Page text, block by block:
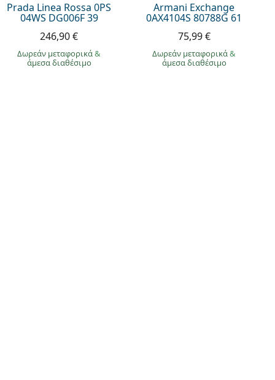
Prada Linea Rossa 0PS
04WS DG006F 39
246,90 €
Δωρεάν μεταφορικά&
άμεσα διαθέσιμο
Armani Exchange
0AX4104S 80788G 61
75,99 €
Δωρεάν μεταφορικά&
άμεσα διαθέσιμο